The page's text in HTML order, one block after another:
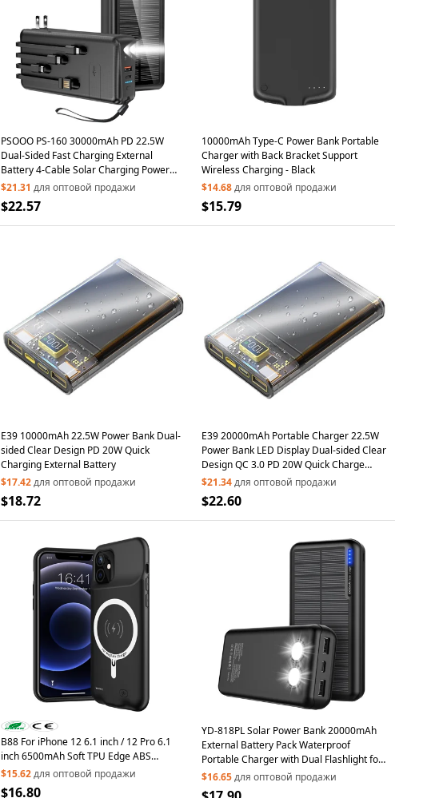
PSOOO PS-160 30000mAh PD 22.5W
Dual-Sided Fast Charging External
Battery 4-Cable Solar Charging Power
Bank, US Plug - Black
$21.31 для оптовой продажи
$22.57
10000mAh Type-C Power Bank Portable
Charger with Back Bracket Support
Wireless Charging - Black
$14.68для оптовой продажи
$15.79
E39 10000mAh 22.5W Power Bank Dual-
sided Clear Design PD 20W Quick
Charging External Battery
$17.42для оптовой продажи
$18.72
E39 20000mAh Portable Charger 22.5W
Power Bank LED Display Dual-sided Clear
Design QC 3.0 PD 20W Quick Charge
Phone External Battery
$21.34для оптовой продажи
$22.60
B88 For iPhone 12 6.1 inch / 12 Pro 6.1
inch 6500mAh Soft TPU Edge ABS
Charging Case Rechargeable Extended
Battery Compatible with MagSafe
$15.62для оптовой продажи
$16.80
YD-818PL Solar Power Bank 20000mAh
External Battery Pack Waterproof
Portable Charger with Dual Flashlight for
Outdoor Camping Hiking
$16.65для оптовой продажи